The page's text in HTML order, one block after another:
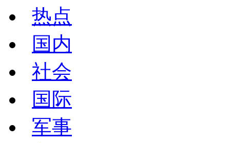
热点
国内
社会
国际
军事